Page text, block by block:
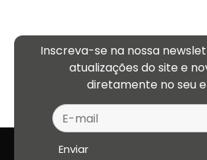
Inscreva-se na nossa
atualizações do site e
diretamente no seu